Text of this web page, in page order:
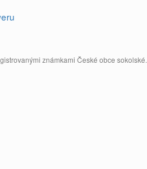
známkami České obce sokolské.